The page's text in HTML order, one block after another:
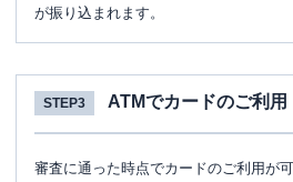
が振り込まれます。
STEP3 ATMでカードのご利用
審査に通った時点でカードのご利用が